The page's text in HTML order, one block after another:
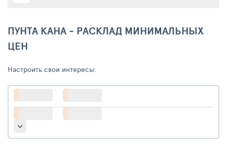
ПУНТА КАНА - РАСКЛАД МИНИМАЛЬНЫХ
ЦЕН
Настроить свои интересы: